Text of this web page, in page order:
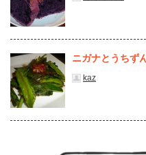
ニガナとうちず
kaz